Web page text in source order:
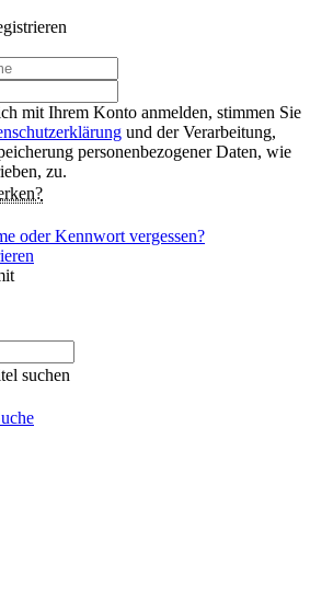
mit Ihrem Konto anmelden, stimmen Sie
und der Verarbeitung,
personenbezogener Daten, wie
zu.
oder Kennwort vergessen?
suchen